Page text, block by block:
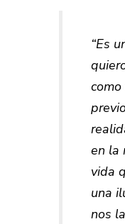
“Es
en la
vida
una
nos